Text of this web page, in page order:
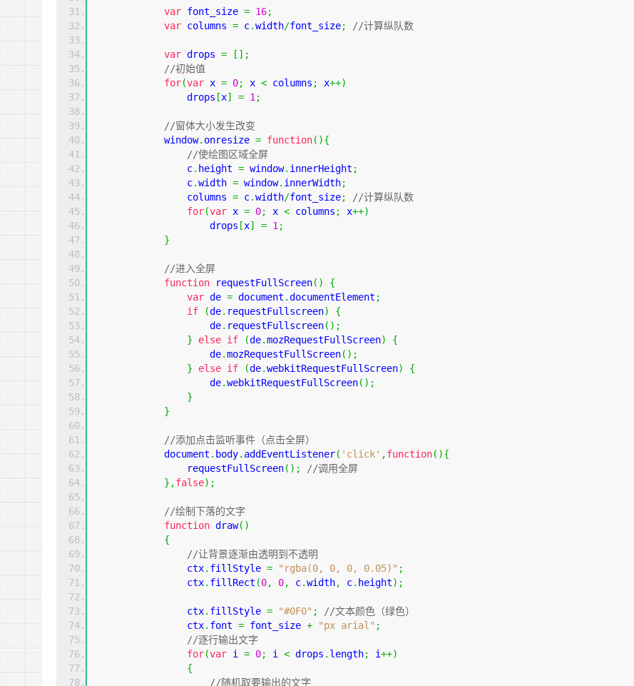
var font_size = 16;
var columns = c.width/font_size; //计算纵队数
var drops =
[];
//初始值
for(var x = 0; x < columns ; x++)
                drops
[x] = 1 ;
//窗体大小发生改变
window. onresize = function(){
//使绘图区域全屏
                c
. height = window. innerHeight ;
                c
.width = window. innerWidth;
                columns
= c.width/font_size;
//计算纵队数
for(var x = 0; x < columns ; x++)
                    drops
[x] = 1 ;
}
//进入全屏
function
requestFullScreen()
{
var de = document .documentElement ;
if
(de. requestFullscreen)
{
                    de
. requestFullscreen();
}
else if (de.mozRequestFullScreen)
{
                    de
.mozRequestFullScreen();
}
else if (de.webkitRequestFullScreen)
{
                    de
.webkitRequestFullScreen();
}
}
//添加点击监听事件（点击全屏）
document . body. addEventListener( 'click' ,function(){
                requestFullScreen
();
//调用全屏
},false);
//绘制下落的文字
function draw()
{
//让背景逐渐由透明到不透明
                ctx
. fillStyle = "rgba(0, 0, 0, 0.05)" ;
                ctx
. fillRect (0, 0, c.width, c. height);
                ctx
. fillStyle = "#0F0" ;
//文本颜色（绿色）
                ctx
. font = font_size + "px arial" ;
//逐行输出文字
for(var i = 0; i < drops . length; i++)
{
//随机取要输出的文字